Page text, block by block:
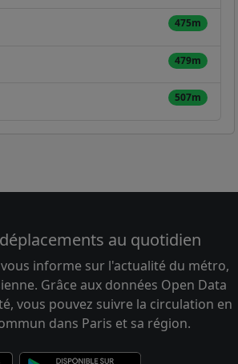
475m
479m
507m
au quotidien
informe sur l'actualité du métro,
Grâce aux données Open Data
vous pouvez suivre la circulation en
dans Paris et sa région.